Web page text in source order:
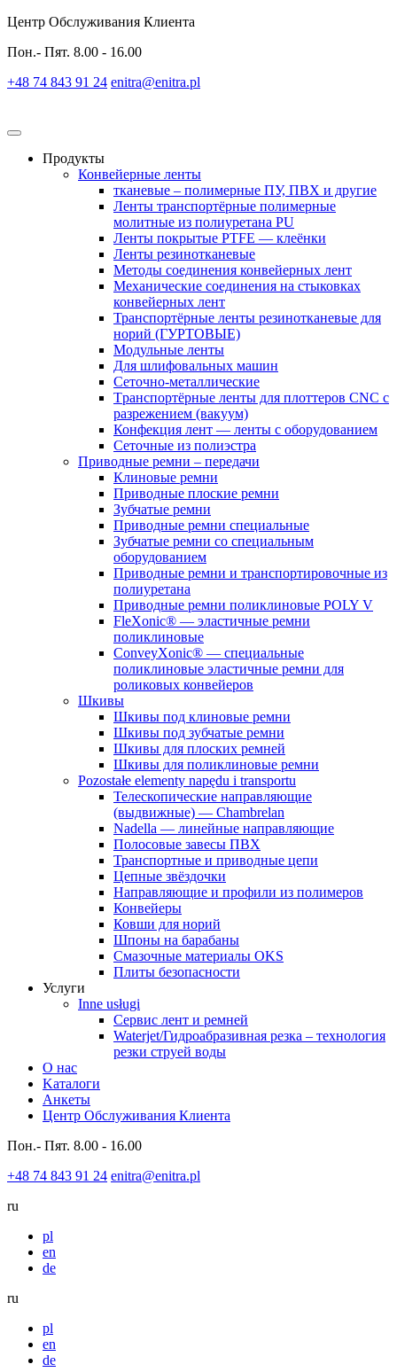
Центр Обслуживания Клиента
Пон.- Пят. 8.00 - 16.00
+48 74 843 91 24 enitra@enitra.pl
Продукты
Конвейерные ленты
тканевые – полимерные ПУ, ПВХ и другие
Ленты транспортёрные полимерные
молитные из полиуретана PU
Ленты покрытые PTFE — клеёнки
Ленты резинотканевые
Методы соединения конвейерных лент
Механические соединения на стыковках
конвейерных лент
Транспортёрные ленты резинотканевые для
норий (ГУРТОВЫЕ)
Модульные ленты
Для шлифовальных машин
Сеточно-металлические
Tрaнспортёрные ленты для плоттеров CNC с
разрежением (вaкуум)
Конфекция лент — ленты с оборудованием
Сеточные из полиэстра
Приводные ремни – передачи
Клиновые ремни
Приводные плоские ремни
Зубчатые ремни
Приводные ремни специальные
Зубчатые ремни со специальным
оборудованием
Приводные ремни и транспортировочные из
полиуретана
Приводные ремни поликлиновые POLY V
FleXonic® — эластичные ремни
поликлиновые
ConveyXonic® — специальные
поликлиновые эластичные ремни для
роликовых конвейеров
Шкивы
Шкивы под клиновые ремни
Шкивы под зубчатые ремни
Шкивы для плоских ремней
Шкивы для поликлиновые ремни
Pozostałe elementy napędu i transportu
Телескопические направляющие
(выдвижные) — Chambrelan
Nadella — линейные направляющие
Полосовые завесы ПВХ
Транспортные и приводные цепи
Цепные звёздочки
Направляющие и профили из полимеров
Конвейеры
Ковши для норий
Шпоны на барабаны
Смазочные материалы OKS
Плиты безопасности
Услуги
Inne usługi
Сервис лент и ремней
Waterjet/Гидроабразивная резка – технология
резки струей воды
О нас
Kaталоги
Анкеты
Центр Обслуживания Клиента
Пон.- Пят. 8.00 - 16.00
+48 74 843 91 24 enitra@enitra.pl
ru
pl
en
de
ru
pl
en
de